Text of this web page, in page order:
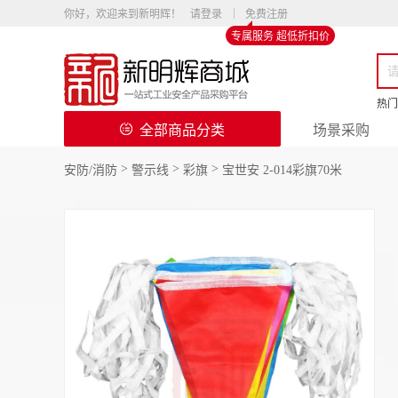
你好，欢迎来到新明辉！ 请登录
免费注册
专属服务 超低折扣价
热
全部商品分类 场景采购
安防/消防 > 警示线 > 彩旗 > 宝世安 2-014彩旗70米